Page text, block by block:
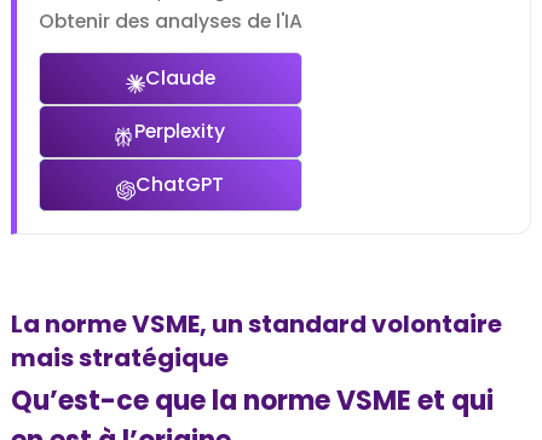
Obtenir des analyses de l'IA
Claude
Perplexity
ChatGPT
La norme VSME, un standard volontaire
mais stratégique
Qu’est-ce que la norme VSME et qui